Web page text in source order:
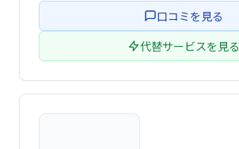
口コミを見る
代替サービスを見る